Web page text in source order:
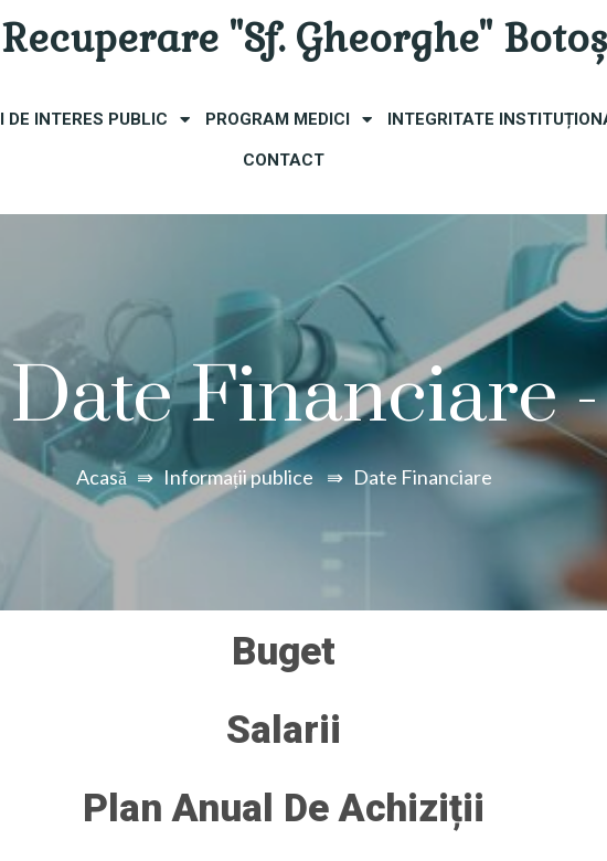
"Sf. Gheorghe"
DE INTERES PUBLIC PROGRAM MEDICI INTEGRITATE
CONTACT
Date Financiare-
Acasă ⇛Informații publice⇛ Date Financiare
Buget
Salarii
Plan Anual De Achiziții